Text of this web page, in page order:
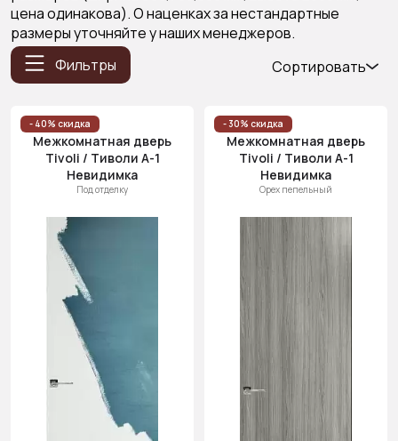
цена одинакова). О наценках за нестандартные
размеры уточняйте у наших менеджеров.
Фильтры
Сортировать
Цена
(возр.)
Цена (убыв.)
Cначала
новинки
Cначала
скидки
- 40% скидка
Межкомнатная дверь
Tivoli / Тиволи А-1
Невидимка
Под отделку
- 30% скидка
Межкомнатная дверь
Tivoli / Тиволи А-1
Невидимка
Орех пепельный